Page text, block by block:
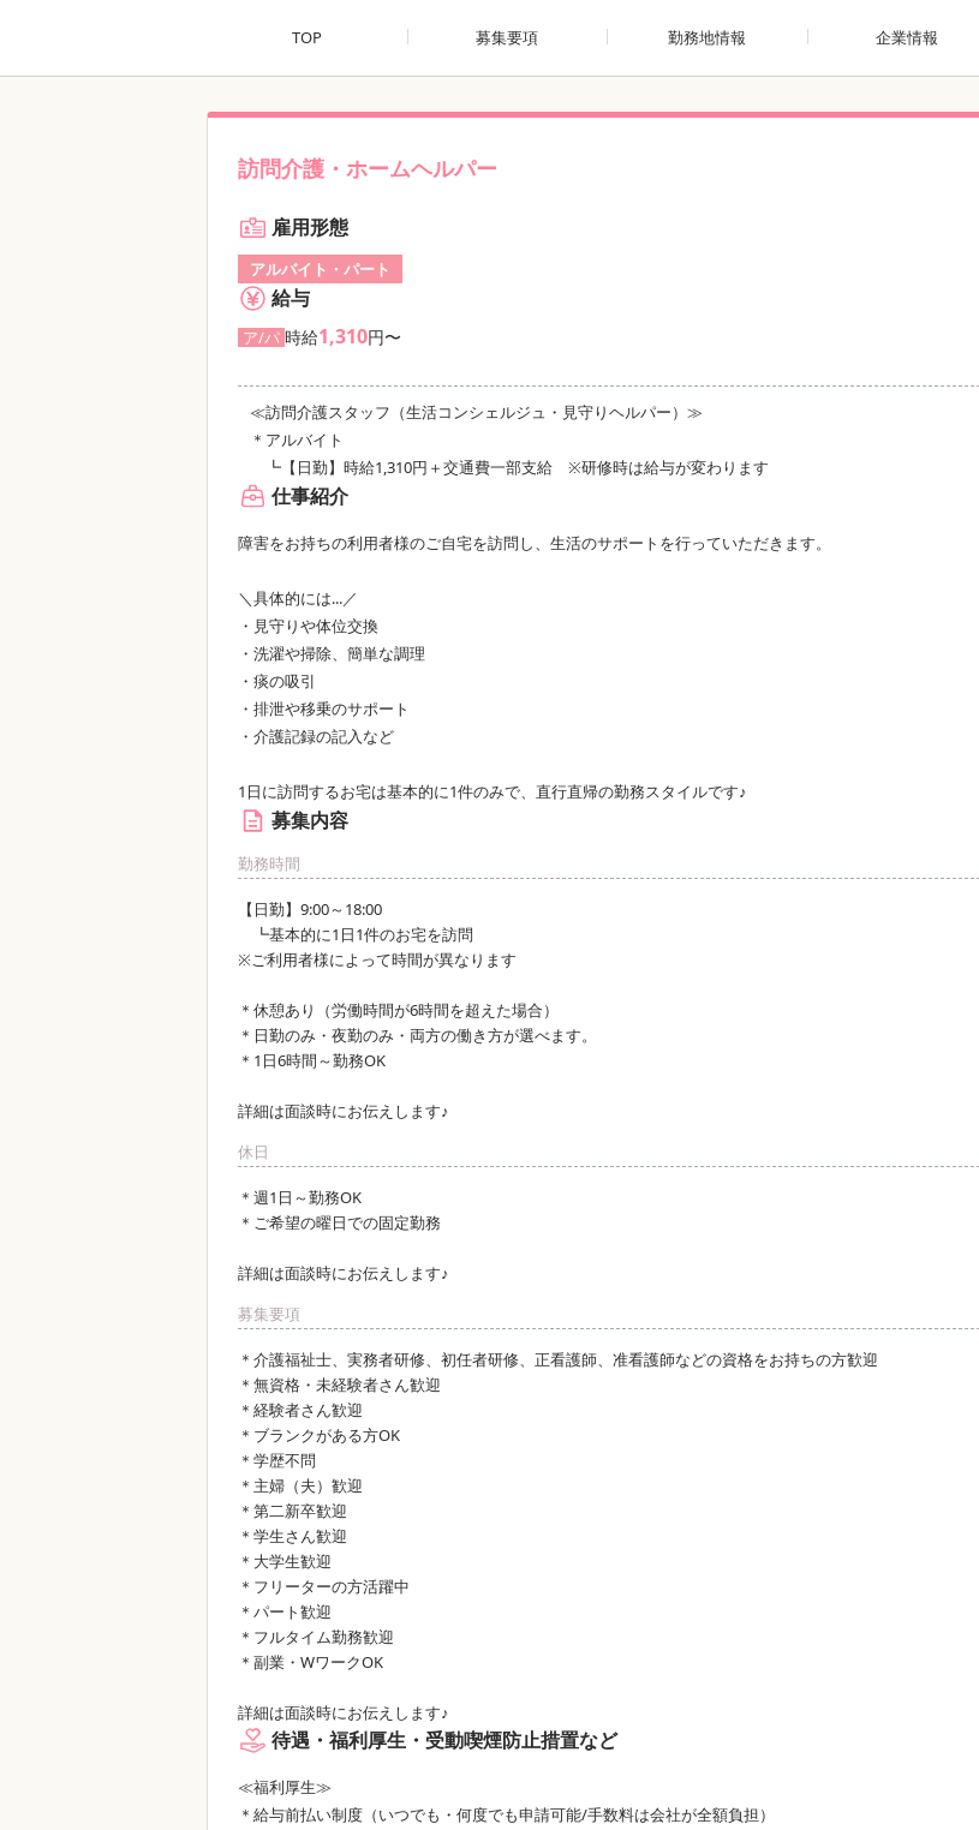
TOP 募集要項 勤務地情報 企業情報
訪問介護・ホームヘルパー
雇用形態
アルバイト・パート
給与
ア/パ 時給1,310円〜
≪訪問介護スタッフ（生活コンシェルジュ・見守りヘルパー）≫
＊アルバイト
┗【日勤】時給1,310円＋交通費一部支給 ※研修時は給与が変わります
仕事紹介
障害をお持ちの利用者様のご自宅を訪問し、生活のサポートを行っていただきます。
＼具体的には...／
・見守りや体位交換
・洗濯や掃除、簡単な調理
・痰の吸引
・排泄や移乗のサポート
・介護記録の記入など
1日に訪問するお宅は基本的に1件のみで、直行直帰の勤務スタイルです♪
募集内容
勤務時間
【日勤】9:00～18:00
┗基本的に1日1件のお宅を訪問
※ご利用者様によって時間が異なります
＊休憩あり（労働時間が6時間を超えた場合）
＊日勤のみ・夜勤のみ・両方の働き方が選べます。
＊1日6時間～勤務OK
詳細は面談時にお伝えします♪
休日
＊週1日～勤務OK
＊ご希望の曜日での固定勤務
詳細は面談時にお伝えします♪
募集要項
＊介護福祉士、実務者研修、初任者研修、正看護師、准看護師などの資格をお持ちの方歓迎
＊無資格・未経験者さん歓迎
＊経験者さん歓迎
＊ブランクがある方OK
＊学歴不問
＊主婦（夫）歓迎
＊第二新卒歓迎
＊学生さん歓迎
＊大学生歓迎
＊フリーターの方活躍中
＊パート歓迎
＊フルタイム勤務歓迎
＊副業・WワークOK
詳細は面談時にお伝えします♪
待遇・福利厚生・受動喫煙防止措置など
≪福利厚生≫
＊給与前払い制度（いつでも・何度でも申請可能/手数料は会社が全額負担）